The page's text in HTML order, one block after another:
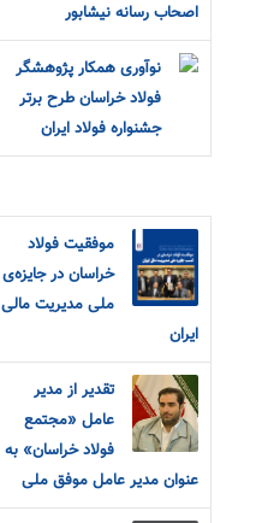
اصحاب رسانه نیشابور
نوآوری همکار پژوهشگر
فولاد خراسان طرح برتر
جشنواره فولاد ایران
موفقیت فولاد
خراسان در جایزه‌ی
ملی مدیریت مالی
ایران
تقدیر از مدیر
عامل «مجتمع
فولاد خراسان» به
عنوان مدیر عامل موفق ملی